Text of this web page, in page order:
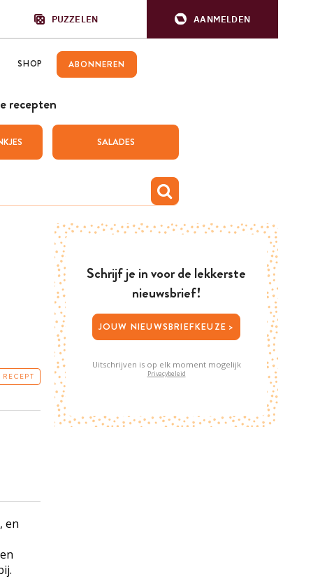
PUZZELEN AANMELDEN
SHOP ABONNEREN
recepten
SALADES
en
Schrijf je in voor de lekkerste
nieuwsbrief!
JOUW NIEUWSBRIEFKEUZE >
Uitschrijven is op elk moment mogelijk
Privacybeleid